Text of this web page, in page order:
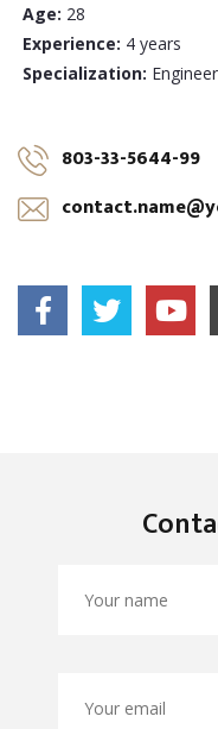
Age: 28
Experience: 4 years
Specialization: Engineer
803-33-5644-99